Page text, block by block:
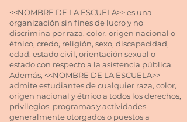
<<NOMBRE DE LA ESCUELA>> es una
organización sin fines de lucro y no
discrimina por raza, color, origen nacional o
étnico, credo, religión, sexo, discapacidad,
edad, estado civil, orientación sexual o
estado con respecto a la asistencia pública.
Además, <<NOMBRE DE LA ESCUELA>>
admite estudiantes de cualquier raza, color,
origen nacional y étnico a todos los derechos,
privilegios, programas y actividades
generalmente otorgados o puestos a